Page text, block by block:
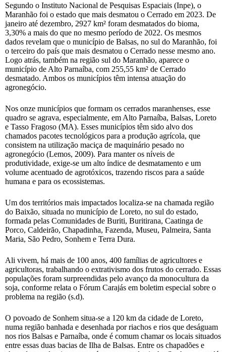
Segundo o Instituto Nacional de Pesquisas Espaciais (Inpe), o
Maranhão foi o estado que mais desmatou o Cerrado em 2023. De
janeiro até dezembro, 2927 km² foram desmatados do bioma,
3,30% a mais do que no mesmo período de 2022. Os mesmos
dados revelam que o município de Balsas, no sul do Maranhão, foi
o terceiro do país que mais desmatou o Cerrado nesse mesmo ano.
Logo atrás, também na região sul do Maranhão, aparece o
município de Alto Parnaíba, com 255,55 km² de Cerrado
desmatado. Ambos os municípios têm intensa atuação do
agronegócio.
Nos onze municípios que formam os cerrados maranhenses, esse
quadro se agrava, especialmente, em Alto Parnaíba, Balsas, Loreto
e Tasso Fragoso (MA). Esses municípios têm sido alvo dos
chamados pacotes tecnológicos para a produção agrícola, que
consistem na utilização maciça de maquinário pesado no
agronegócio (Lemos, 2009). Para manter os níveis de
produtividade, exige-se um alto índice de desmatamento e um
volume acentuado de agrotóxicos, trazendo riscos para a saúde
humana e para os ecossistemas.
Um dos territórios mais impactados localiza-se na chamada região
do Baixão, situada no município de Loreto, no sul do estado,
formada pelas Comunidades de Buriti, Buritirana, Caatinga de
Porco, Caldeirão, Chapadinha, Fazenda, Museu, Palmeira, Santa
Maria, São Pedro, Sonhem e Terra Dura.
Ali vivem, há mais de 100 anos, 400 famílias de agricultores e
agricultoras, trabalhando o extrativismo dos frutos do cerrado. Essas
populações foram surpreendidas pelo avanço da monocultura da
soja, conforme relata o Fórum Carajás em boletim especial sobre o
problema na região (s.d).
O povoado de Sonhem situa-se a 120 km da cidade de Loreto,
numa região banhada e desenhada por riachos e rios que deságuam
nos rios Balsas e Parnaíba, onde é comum chamar os locais situados
entre essas duas bacias de Ilha de Balsas. Entre os chapadões e